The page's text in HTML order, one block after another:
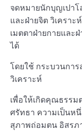
จดหมายนักบุญเปาโ
และฝ่ายจิต วิเครา
เมตตาฝ่ายกายและ
ได้
โดยใช้ กระบวนกา
วิเคราะห์
เพื่อให้เกิดคุณธรรม
ศรัทธา ความเป็นหนึ่
สุภาพถ่อมตน อิสรภ